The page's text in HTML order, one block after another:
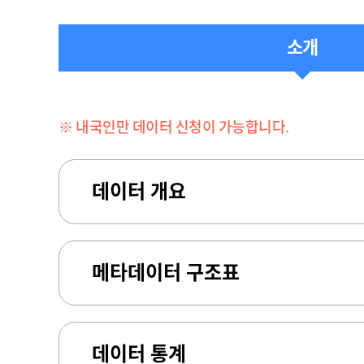
소개
※ 내국인만 데이터 신청이 가능합니다.
데이터 개요
메타데이터 구조표
데이터 통계